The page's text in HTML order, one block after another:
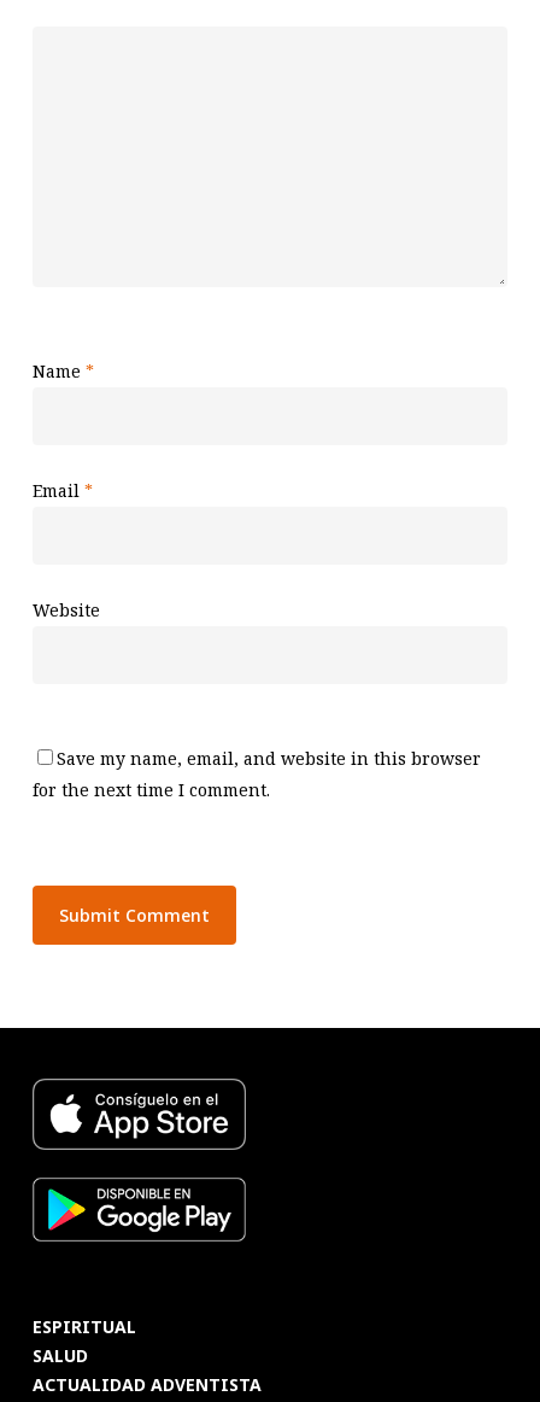
Name *
Email *
Website
Save my name, email, and website in this browser
for the next time I comment.
ESPIRITUAL
SALUD
ACTUALIDAD ADVENTISTA